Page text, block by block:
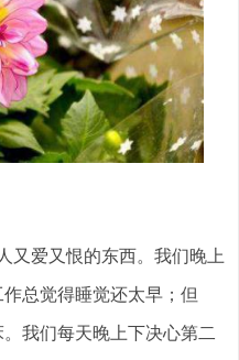
又爱又恨的东西。我们晚上
总觉得睡觉还太早；但
我们每天晚上下决心第二